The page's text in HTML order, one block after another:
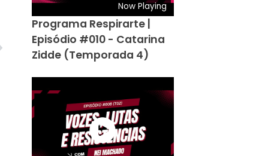
Now Playing
Programa Respirarte |
Episódio #010 - Catarina
Zidde (Temporada 4)